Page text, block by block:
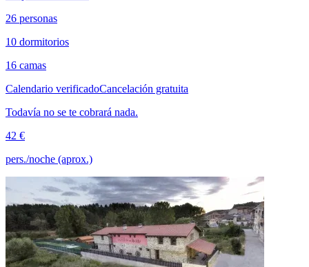
26 personas
10 dormitorios
16 camas
Calendario verificadoCancelación gratuita
Todavía no se te cobrará nada.
42 €
pers./noche (aprox.)